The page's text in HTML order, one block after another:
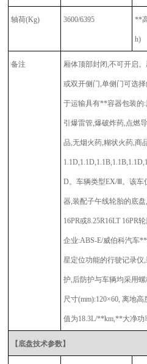
轴荷(Kg) 3600/6395 **
h)
备注 厢体顶部封闭,不可开启
或双开侧门,单侧门可选
于运输具有**容器包装的
引爆雷管,爆破炸药,点燃
品,无烟火药,糊状火药,商
D。车辆类型EX/Ⅲ。该车
器,装配子午线轮胎的底盘
16PR或8.25R16LT 16PR
企业:ABS-E/威伯科汽车
星定位功能的行驶记录仪
护,后防护与车辆均采用
尺寸(mm):120×60, 离地
值为18.3L/**km,**大净功
【底盘技术参数】